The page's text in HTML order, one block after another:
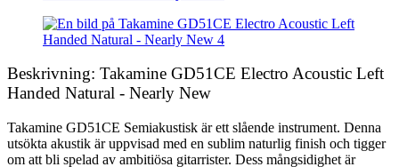
Beskrivning: Takamine GD51CE Electro Acoustic Left
Handed Natural - Nearly New
Takamine GD51CE Semiakustisk är ett slående instrument. Denna
utsökta akustik är uppvisad med en sublim naturlig finish och tigger
om att bli spelad av ambitiösa gitarrister. Dess mångsidighet är